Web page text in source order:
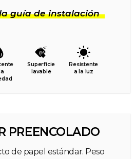
guía de instalación
Superficie
lavable
Resistente
a la luz
PREENCOLADO
de papel estándar. Peso